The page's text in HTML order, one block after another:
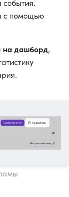
события.
с помощью
на дашборд,